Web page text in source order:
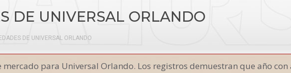
DE UNIVERSAL ORLANDO
DE UNIVERSAL ORLANDO
para Universal Orlando. Los registros demuestran que año